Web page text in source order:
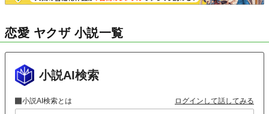
恋愛 ヤクザ 小説一覧
小説AI検索
小説AI検索とは ログインして話してみる